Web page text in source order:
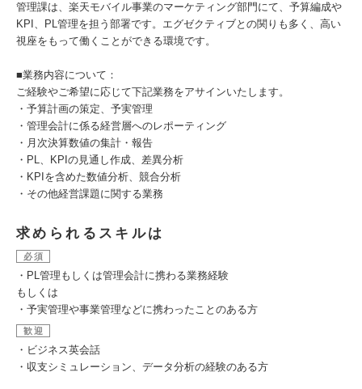
管理課は、楽天モバイル事業のマーケティング部門にて、予算編成や
KPI、PL管理を担う部署です。エグゼクティブとの関りも多く、高い
視座をもって働くことができる環境です。
■業務内容について：
ご経験やご希望に応じて下記業務をアサインいたします。
・予算計画の策定、予実管理
・管理会計に係る経営層へのレポーティング
・月次決算数値の集計・報告
・PL、KPIの見通し作成、差異分析
・KPIを含めた数値分析、競合分析
・その他経営課題に関する業務
求められるスキルは
必須
・PL管理もしくは管理会計に携わる業務経験
もしくは
・予実管理や事業管理などに携わったことのある方
歓迎
・ビジネス英会話
・収支シミュレーション、データ分析の経験のある方